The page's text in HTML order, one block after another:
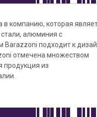
компанию, которая
алюминия с
подходит к
отмечена множеством
продукция из